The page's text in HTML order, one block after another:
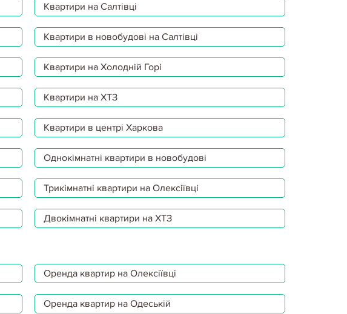
Квартири на Салтівці
Квартири в новобудові на Салтівці
Квартири на Холодній Горі
Квартири на ХТЗ
Квартири в центрі Харкова
Однокімнатні квартири в новобудові
Трикімнатні квартири на Олексіївці
Двокімнатні квартири на ХТЗ
Оренда квартир на Олексіївці
Оренда квартир на Одеській